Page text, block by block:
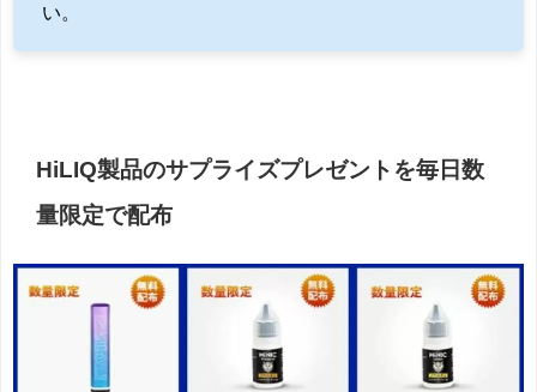
い。
HiLIQ製品のサプライズプレゼントを毎日数
量限定で配布